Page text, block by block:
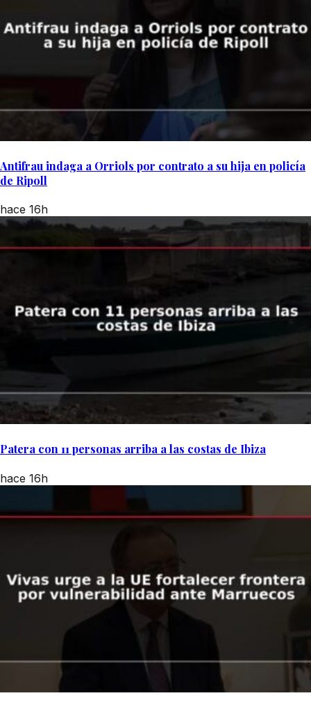
Antifrau indaga a Orriols por contrato a su hija en policía
de Ripoll
hace 16h
Patera con 11 personas arriba a las costas de Ibiza
hace 16h